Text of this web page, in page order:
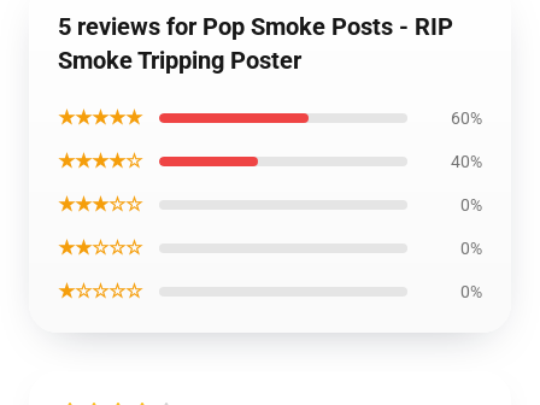
5 reviews for Pop Smoke Posts - RIP
Smoke Tripping Poster
★★★★★ 60%
★★★★☆ 40%
★★★☆☆ 0%
★★☆☆☆ 0%
★☆☆☆☆ 0%